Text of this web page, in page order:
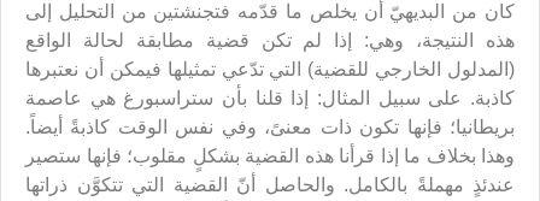
كان من البديهيّ أن يخلص ما قدّمه فتجنشتين من التحليل إلى
هذه النتيجة، وهي: إذا لم تكن قضية مطابقة لحالة الواقع
(المدلول الخارجي للقضية) التي تدّعي تمثيلها فيمكن أن نعتبرها
كاذبة. على سبيل المثال: إذا قلنا بأن ستراسبورغ هي عاصمة
بريطانيا؛ فإنها تكون ذات معنىً، وفي نفس الوقت كاذبةً أيضاً.
وهذا بخلاف ما إذا قرأنا هذه القضية بشكلٍ مقلوب؛ فإنها ستصير
عندئذٍ مهملةً بالكامل. والحاصل أنّ القضية التي تتكوَّن ذراتها